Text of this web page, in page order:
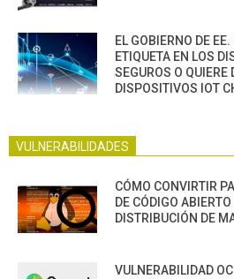
EL GOBIERNO DE
ETIQUETA EN LOS
SEGUROS O QUIERE
DISPOSITIVOS IOT
VULNERABILIDADES
CÓMO CONVIRTIR
DE CÓDIGO
DISTRIBUCIÓN DE
VULNERABILIDAD